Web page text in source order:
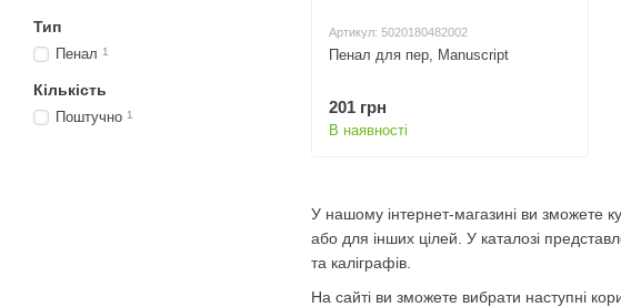
У нашому інтернет-магазині ви зможете
або для інших цілей. У каталозі
та каліграфів.
На сайті ви зможете вибрати наступні
Артикул: 5020180482002
Пенал для пер, Manuscript
201 грн
В наявності
Тип
Пенал 1
Кількість
Поштучно 1